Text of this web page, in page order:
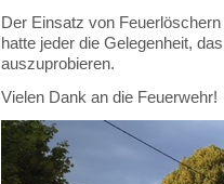
Der Einsatz von
hatte jeder die Gelegenheit,
auszuprobieren.
Vielen Dank an die Feuerwehr!